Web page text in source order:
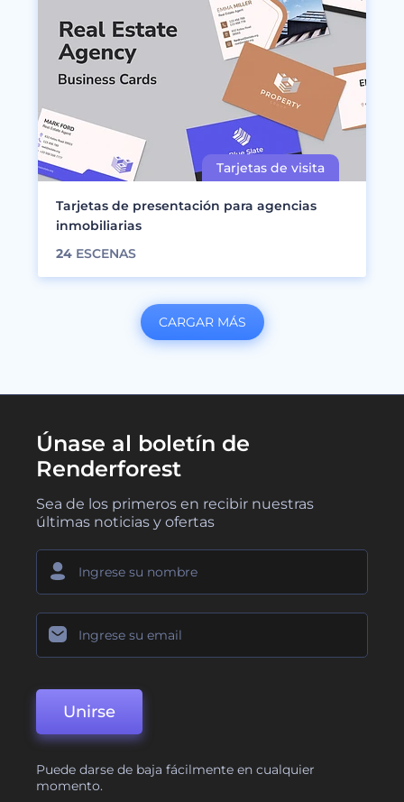
Tarjetas de presentación para agencias
inmobiliarias
24 ESCENAS
CARGAR MÁS
Únase al boletín de
Renderforest
Sea de los primeros en recibir nuestras
últimas noticias y ofertas
Unirse
Puede darse de baja fácilmente en cualquier
momento.